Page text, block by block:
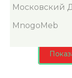
Московский
MnogoMeb